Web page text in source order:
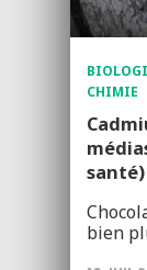
CHIMIE
santé)
bien